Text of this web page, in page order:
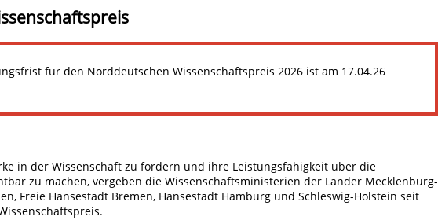
für den Norddeutschen Wissenschaftspreis 2026 ist am 17.04.26
in der Wissenschaft zu fördern und ihre Leistungsfähigkeit über die
zu machen, vergeben die Wissenschaftsministerien der Länder Mecklenburg-
Freie Hansestadt Bremen, Hansestadt Hamburg und Schleswig-Holstein seit